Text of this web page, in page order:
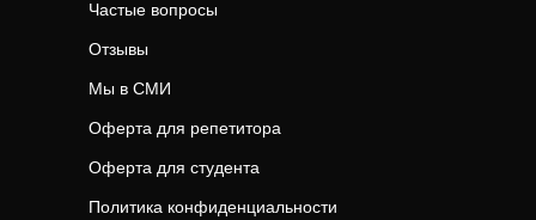
Частые вопросы
Отзывы
Мы в СМИ
Оферта для репетитора
Оферта для студента
Политика конфиденциальности